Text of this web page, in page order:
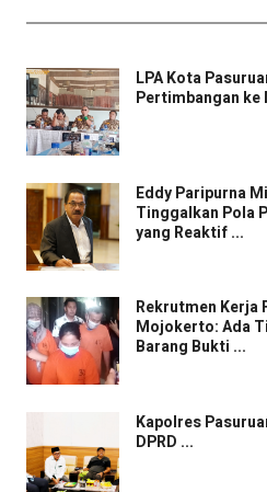
LPA Kota
Pertimbangan ke
Eddy Paripurna
Tinggalkan Pola
yang Reaktif ...
Rekrutmen
Mojokerto: Ada
Barang Bukti ...
Kapolres
DPRD ...